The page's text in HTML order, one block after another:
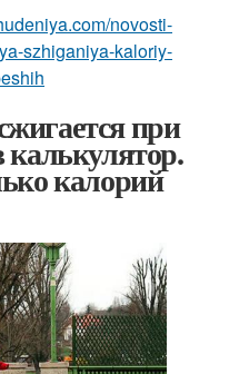
novosti-
szhiganiya-kaloriy-
при
калькулятор.
калорий